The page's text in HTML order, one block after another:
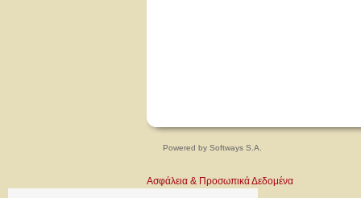
Powered by Softways S.A.
Ασφάλεια & Προσωπικά Δεδομένα